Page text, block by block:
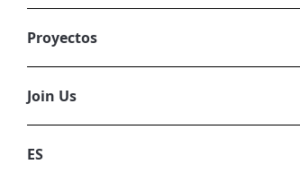
Proyectos
Join Us
ES